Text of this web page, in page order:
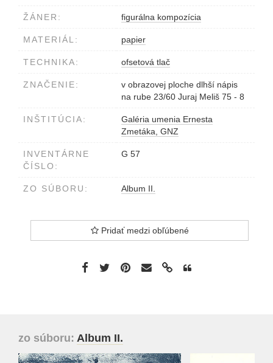
ŽÁNER: figurálna kompozícia
MATERIÁL: papier
TECHNIKA: ofsetová tlač
ZNAČENIE:
v obrazovej ploche dlhší nápis
na rube 23/60 Juraj Meliš 75 - 8
INŠTITÚCIA:
Galéria umenia Ernesta
Zmetáka, GNZ
INVENTÁRNE
ČÍSLO:
G 57
ZO SÚBORU: Album II.
Pridať medzi obľúbené
zo súboru: Album II.